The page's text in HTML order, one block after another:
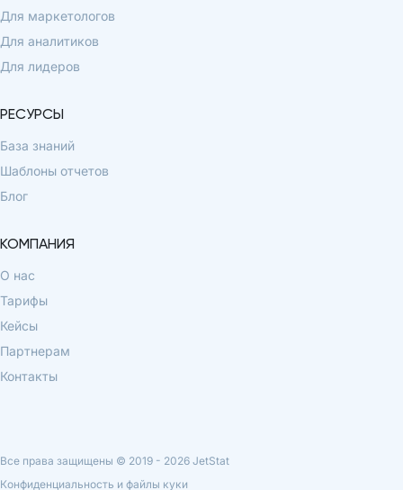
Для маркетологов
Для аналитиков
Для лидеров
РЕСУРСЫ
База знаний
Шаблоны отчетов
Блог
КОМПАНИЯ
О нас
Тарифы
Кейсы
Партнерам
Контакты
Все права защищены © 2019 - 2026 JetStat
Конфиденциальность и файлы куки